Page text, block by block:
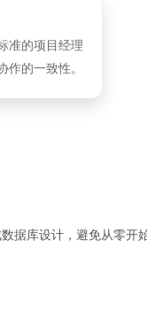
准的项目经理
作的一致性。
据库设计，避免从零开